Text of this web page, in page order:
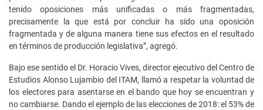
tenido oposiciones más unificadas o más fragmentadas,
precisamente la que está por concluir ha sido una oposición
fragmentada y de alguna manera tiene sus efectos en el resultado
en términos de producción legislativa”, agregó.
Bajo ese sentido el Dr. Horacio Vives, director ejecutivo del Centro de
Estudios Alonso Lujambio del ITAM, llamó a respetar la voluntad de
los electores para asentarse en el bando que hoy se encuentran y
no cambiarse. Dando el ejemplo de las elecciones de 2018: el 53% de